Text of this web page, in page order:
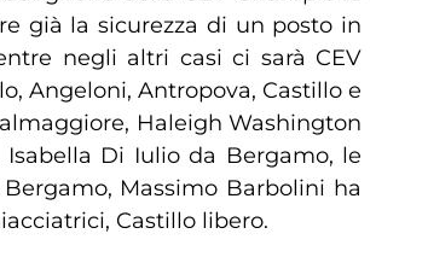
già la sicurezza di un posto in
negli altri casi ci sarà CEV
Angeloni, Antropova, Castillo e
Haleigh Washington
Di Iulio da Bergamo, le
Massimo Barbolini ha
Castillo libero.